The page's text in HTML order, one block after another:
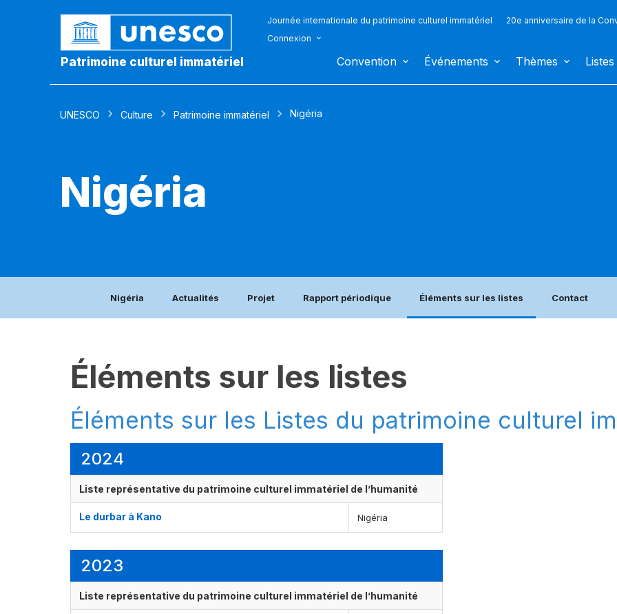
Patrimoine culturel immatériel
Journée internationale du patrimoine culturel immatériel 20e anniversaire de la
Connexion
Convention Événements Thèmes Listes
UNESCO Culture Patrimoine immatériel Nigéria
Nigéria
Nigéria Actualités Projet Rapport périodique Éléments sur les listes Contact
Éléments sur les listes
Éléments sur les Listes du patrimoine culturel
2024
Liste représentative du patrimoine culturel immatériel de l’humanité
Le durbar à Kano Nigéria
2023
Liste représentative du patrimoine culturel immatériel de l’humanité